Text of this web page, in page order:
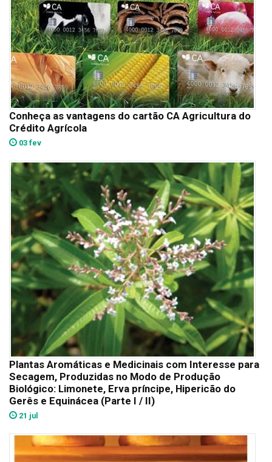
Conheça as vantagens do cartão CA Agricultura do
Crédito Agrícola
03 fev
Plantas Aromáticas e Medicinais com Interesse para
Secagem, Produzidas no Modo de Produção
Biológico: Limonete, Erva príncipe, Hipericão do
Gerês e Equinácea (Parte I / II)
21 jul